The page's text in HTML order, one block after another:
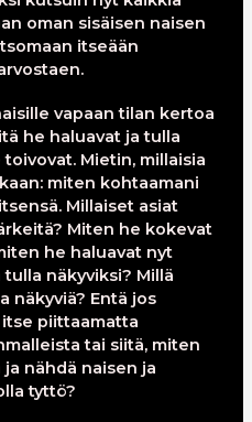
oman sisäisen naisen
itseään
vapaan tilan kertoa
he haluavat ja tulla
Mietin, millaisia
miten kohtaamani
Millaiset asiat
Miten he kokevat
he haluavat nyt
näkyviksi? Millä
näkyviä? Entä jos
piittaamatta
tai siitä, miten
nähdä naisen ja
tyttö?